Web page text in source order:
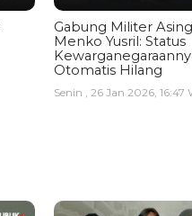
Gabung Militer
Menko Yusril: Status
Otomatis Hilang
Senin , 26 Jan 2026, 16:47